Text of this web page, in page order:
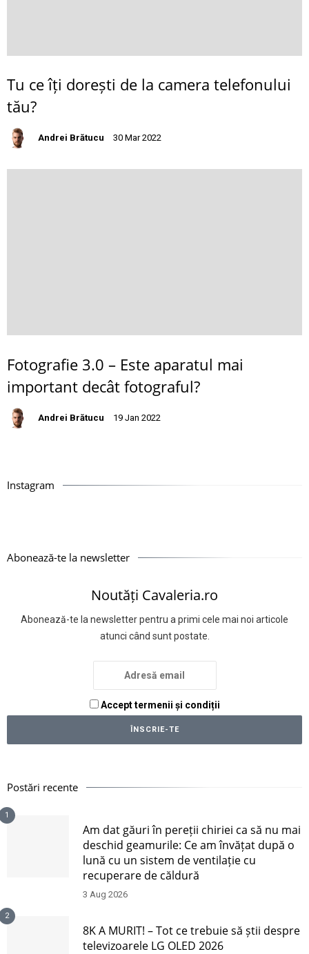
Tu ce îți dorești de la camera telefonului
tău?
Andrei Brătucu 30 Mar 2022
Fotografie 3.0 – Este aparatul mai
important decât fotograful?
Andrei Brătucu 19 Jan 2022
Instagram
Abonează-te la newsletter
Noutăți Cavaleria.ro
Abonează-te la newsletter pentru a primi cele mai noi articole
atunci când sunt postate.
Accept termenii și condiții
Postări recente
1
Am dat găuri în pereții chiriei ca să nu mai
deschid geamurile: Ce am învățat după o
lună cu un sistem de ventilație cu
recuperare de căldură
3 Aug 2026
2
8K A MURIT! – Tot ce trebuie să știi despre
televizoarele LG OLED 2026